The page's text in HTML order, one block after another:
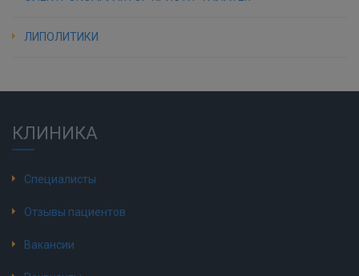
ЛИПОЛИТИКИ
КЛИНИКА
Специалисты
Отзывы пациентов
Вакансии